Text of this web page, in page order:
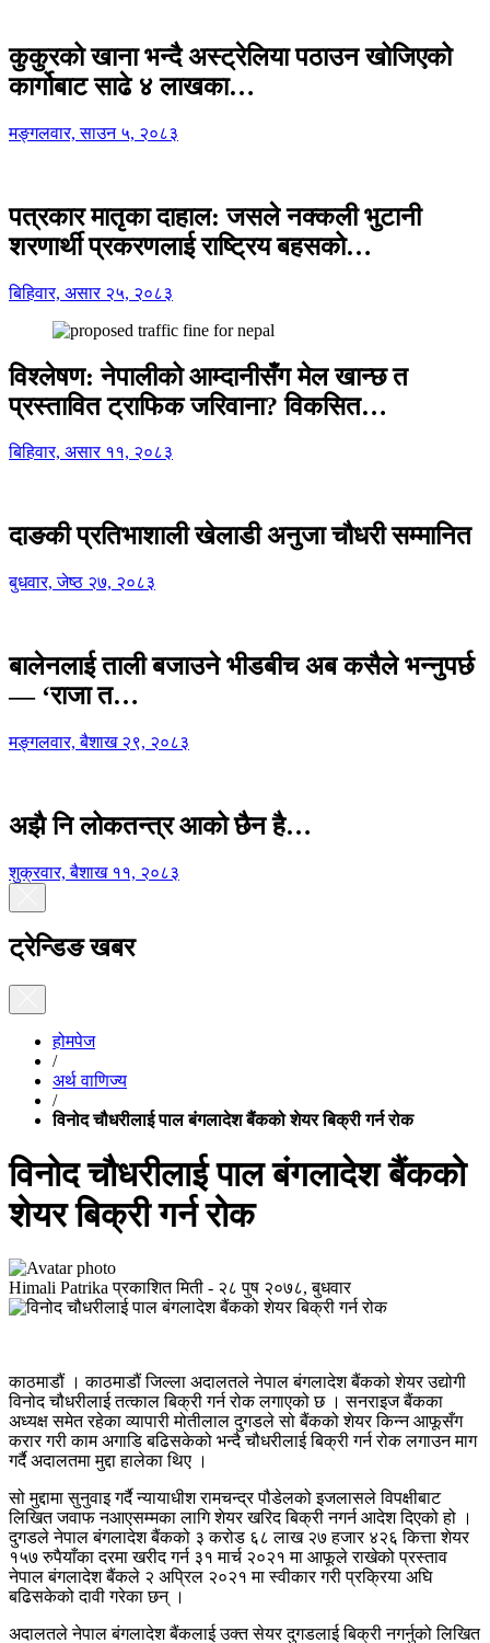
कुकुरको खाना भन्दै अस्ट्रेलिया पठाउन खोजिएको
कार्गोबाट साढे ४ लाखका…
मङ्गलवार, साउन ५, २०८३
पत्रकार मातृका दाहाल: जसले नक्कली भुटानी
शरणार्थी प्रकरणलाई राष्ट्रिय बहसको…
बिहिवार, असार २५, २०८३
विश्लेषण: नेपालीको आम्दानीसँग मेल खान्छ त
प्रस्तावित ट्राफिक जरिवाना? विकसित…
बिहिवार, असार ११, २०८३
दाङकी प्रतिभाशाली खेलाडी अनुजा चौधरी सम्मानित
बुधवार, जेष्ठ २७, २०८३
बालेनलाई ताली बजाउने भीडबीच अब कसैले भन्नुपर्छ
— ‘राजा त…
मङ्गलवार, बैशाख २९, २०८३
अझै नि लोकतन्त्र आको छैन है…
शुक्रवार, बैशाख ११, २०८३
ट्रेन्डिङ खबर
होमपेज
/
अर्थ वाणिज्य
/
विनोद चौधरीलाई पाल बंगलादेश बैंकको शेयर बिक्री गर्न रोक
विनोद चौधरीलाई पाल बंगलादेश बैंकको
शेयर बिक्री गर्न रोक
Himali Patrika प्रकाशित मिती - २८ पुष २०७८, बुधवार
काठमाडौं । काठमाडौं जिल्ला अदालतले नेपाल बंगलादेश बैंकको शेयर उद्योगी
विनोद चौधरीलाई तत्काल बिक्री गर्न रोक लगाएको छ । सनराइज बैंकका
अध्यक्ष समेत रहेका व्यापारी मोतीलाल दुगडले सो बैंकको शेयर किन्न आफूसँग
करार गरी काम अगाडि बढिसकेको भन्दै चौधरीलाई बिक्री गर्न रोक लगाउन माग
गर्दै अदालतमा मुद्दा हालेका थिए ।
सो मुद्दामा सुनुवाइ गर्दै न्यायाधीश रामचन्द्र पौडेलको इजलासले विपक्षीबाट
लिखित जवाफ नआएसम्मका लागि शेयर खरिद बिक्री नगर्न आदेश दिएको हो ।
दुगडले नेपाल बंगलादेश बैंकको ३ करोड ६८ लाख २७ हजार ४२६ कित्ता शेयर
१५७ रुपैयाँका दरमा खरीद गर्न ३१ मार्च २०२१ मा आफूले राखेको प्रस्ताव
नेपाल बंगलादेश बैंकले २ अप्रिल २०२१ मा स्वीकार गरी प्रक्रिया अघि
बढिसकेको दावी गरेका छन् ।
अदालतले नेपाल बंगलादेश बैंकलाई उक्त सेयर दुगडलाई बिक्री नगर्नुको लिखित